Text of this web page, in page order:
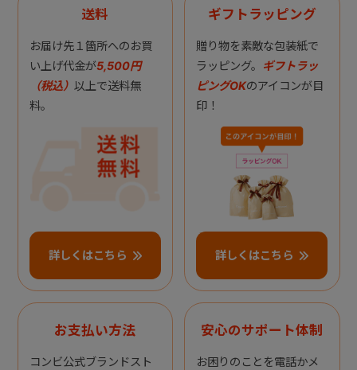
送料
お届け先１箇所へのお買
い上げ代金が5,500円
（税込） 以上で送料無
料。
詳しくはこちら
ギフトラッピング
贈り物を素敵な包装紙で
ラッピング。 ギフトラッ
ピングOKのアイコンが目
印！
詳しくはこちら
お支払い方法
コンビ公式ブランドスト
安心のサポート体制
お困りのことを電話かメ